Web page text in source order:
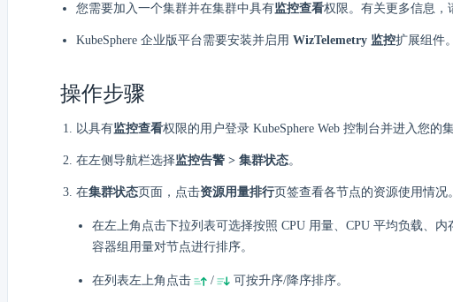
您需要加入一个集群并在集群中具有监控查看权限。有关更多信息，
KubeSphere 企业版平台需要安装并启用 WizTelemetry 监控扩展组件。
操作步骤
以具有监控查看权限的用户登录 KubeSphere Web 控制台并进入您的集
在左侧导航栏选择监控告警 > 集群状态。
在集群状态页面，点击资源用量排行页签查看各节点的资源使用情况。
在左上角点击下拉列表可选择按照 CPU 用量、CPU 平均负载、
容器组用量对节点进行排序。
在列表左上角点击 / 可按升序/降序排序。